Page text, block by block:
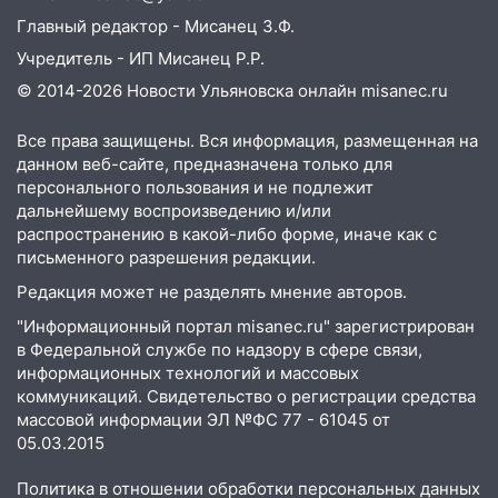
клуба «Рекорд-Fitness»
15:34 После вмешательства
прокуратуры в селах Ульяновской
площадки
15:27 Прокуратура проверяет
капремонт школы в селе Кивать
15:08 В Кузоватово после прокурорской
проверки обновили разметку на
пешеходных переходах
14:40 На проспекте Гая в Ульяновске
запретили остановку автомобилей на
50-метровом участке
14:22
В Новом городе 8 августа пройдет
большой фестиваль «Наше время» с
мотофристайлом и концертом
Главный редактор - Мисанец З.Ф.
Учредитель - ИП Мисанец Р.Р.
© 2014-2026 Новости Ульяновска онлайн misanec.ru
Все права защищены. Вся информация, размещенная на
данном веб-сайте, предназначена только для
персонального пользования и не подлежит
дальнейшему воспроизведению и/или
распространению в какой-либо форме, иначе как с
письменного разрешения редакции.
Редакция может не разделять мнение авторов.
"Информационный портал misanec.ru" зарегистрирован
в Федеральной службе по надзору в сфере связи,
информационных технологий и массовых
коммуникаций. Свидетельство о регистрации средства
массовой информации ЭЛ №ФС 77 - 61045 от
05.03.2015
Политика в отношении обработки персональных данных